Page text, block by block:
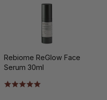
Rebiome ReGlow Face
Serum 30ml